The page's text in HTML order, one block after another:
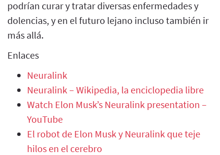
podrían curar y tratar diversas enfermedades y
dolencias, y en el futuro lejano incluso también ir
más allá.
Enlaces
Neuralink
Neuralink – Wikipedia, la enciclopedia libre
Watch Elon Musk’s Neuralink presentation –
YouTube
El robot de Elon Musk y Neuralink que teje
hilos en el cerebro